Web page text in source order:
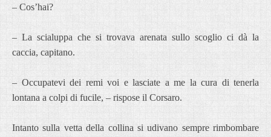
– Cos’hai?
– La scialuppa che si trovava arenata sullo scoglio ci dà la
caccia, capitano.
– Occupatevi dei remi voi e lasciate a me la cura di tenerla
lontana a colpi di fucile, – rispose il Corsaro.
Intanto sulla vetta della collina si udivano sempre rimbombare